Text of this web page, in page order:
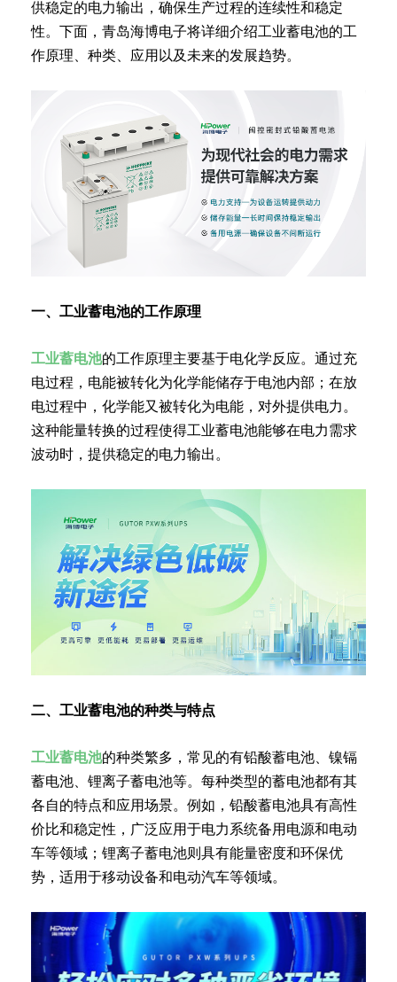
供稳定的电力输出，确保生产过程的连续性和稳定
性。下面，青岛海博电子将详细介绍工业蓄电池的工
作原理、种类、应用以及未来的发展趋势。
一、工业蓄电池的工作原理
工业蓄电池的工作原理主要基于电化学反应。通过充
电过程，电能被转化为化学能储存于电池内部；在放
电过程中，化学能又被转化为电能，对外提供电力。
这种能量转换的过程使得工业蓄电池能够在电力需求
波动时，提供稳定的电力输出。
二、工业蓄电池的种类与特点
工业蓄电池的种类繁多，常见的有铅酸蓄电池、镍镉
蓄电池、锂离子蓄电池等。每种类型的蓄电池都有其
各自的特点和应用场景。例如，铅酸蓄电池具有高性
价比和稳定性，广泛应用于电力系统备用电源和电动
车等领域；锂离子蓄电池则具有能量密度和环保优
势，适用于移动设备和电动汽车等领域。